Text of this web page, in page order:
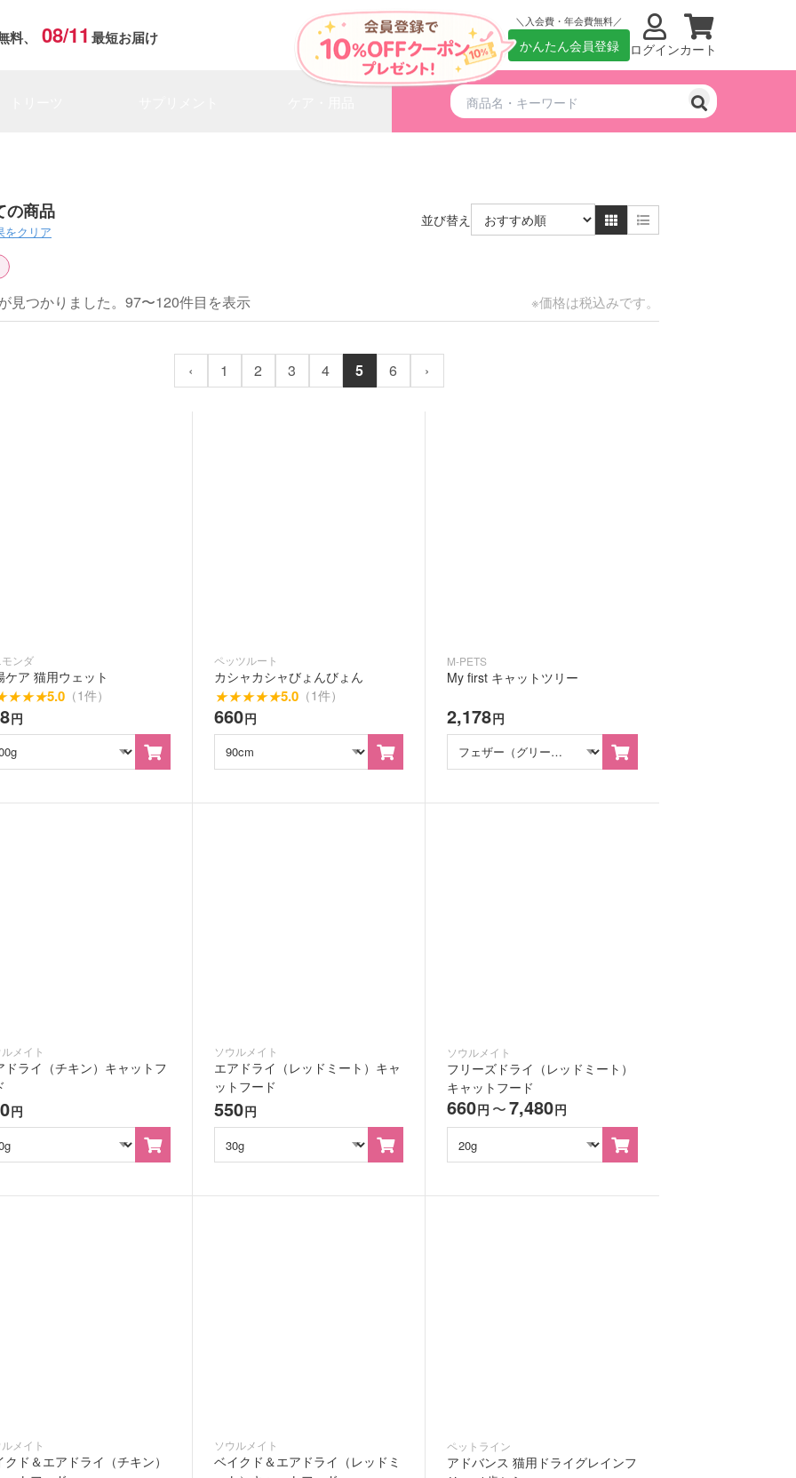
料、 08/11 最短お届け
入会費・年会費無料
かんたん会員登録 ログインカート
の商品
をクリア
並び替え
見つかりました。97〜120件目を表示 ※価格は税込みです。
‹ 1 2 3 4 5 6 ›
ンダ
ケア 猫用ウェット
★★★5.0 （1件）
円
ペッツルート
カシャカシャびょんびょん
★★★★★5.0（1件）
660円
M-PETS
My first キャットツリー
2,178円
メイト
ドライ（チキン）キャットフ
円
ソウルメイト
エアドライ（レッドミート）キャ
ットフード
550円
ソウルメイト
フリーズドライ（レッドミート）
キャットフード
660円 〜7,480円
メイト
クド＆エアドライ（チキン）
ソウルメイト
ベイクド＆エアドライ（レッドミ
ペットライン
アドバンス 猫用ドライグレインフ